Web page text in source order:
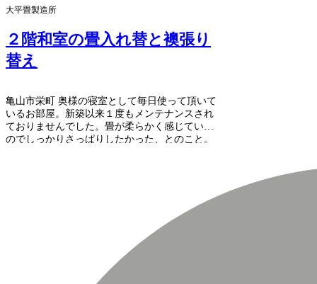
大平畳製造所
２階和室の畳入れ替と襖張り
替え
亀山市栄町 奥様の寝室として毎日使って頂いて
いるお部屋。新築以来１度もメンテナンスされ
ておりませんでした。畳が柔らかく感じていた
のでしっかりさっぱりしたかった、とのこと。